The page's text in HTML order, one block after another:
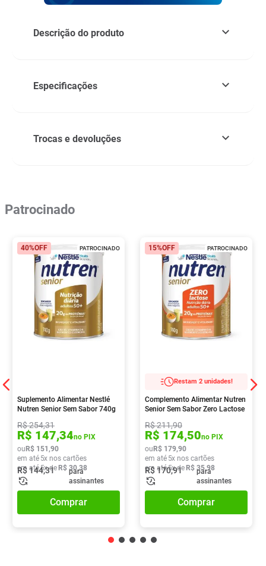
Descrição do produto
Especificações
Trocas e devoluções
Patrocinado
PATROCINADO
40%OFF
Suplemento Alimentar Nestlé
Nutren Senior Sem Sabor 740g
R$254,31
R$ 147,34no PIX
ou R$ 151 ,90
em até 5x nos cartões
em até5x de R$ 30,38
R$144,31
para
assinantes
Comprar
PATROCINADO
15%OFF
Restam 2 unidades!
Complemento Alimentar Nutren
Senior Sem Sabor Zero Lactose
R$211,90
R$ 174,50no PIX
ou R$ 179,90
em até 5x nos cartões
em até5x de R$ 35,98
R$170,91
para
assinantes
Comprar